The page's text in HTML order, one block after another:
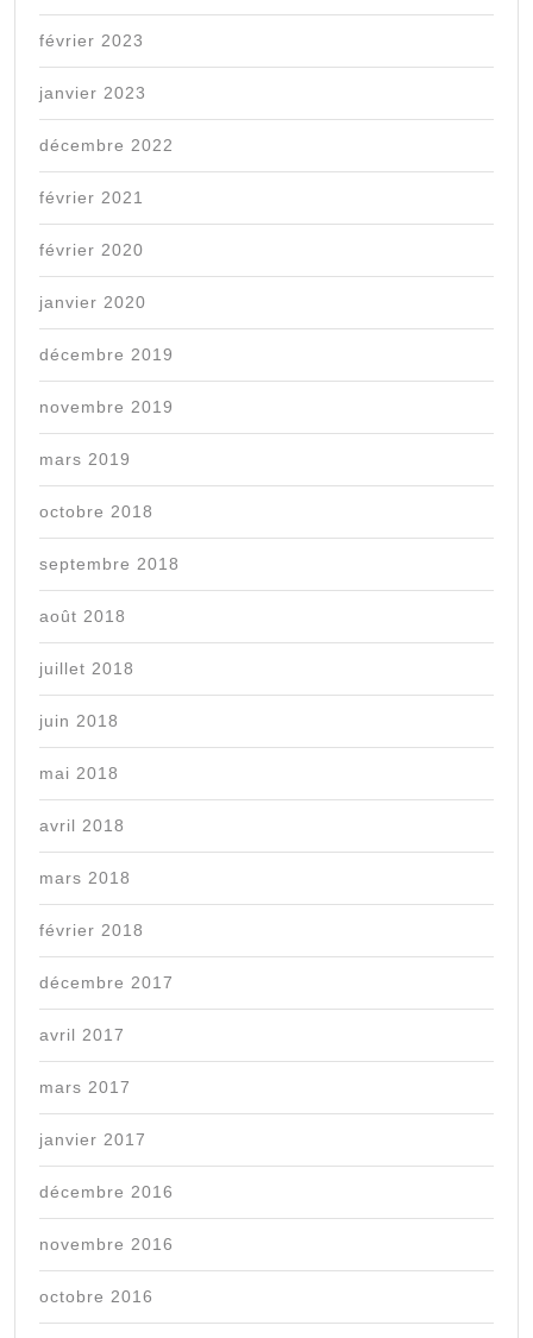
février 2023
janvier 2023
décembre 2022
février 2021
février 2020
janvier 2020
décembre 2019
novembre 2019
mars 2019
octobre 2018
septembre 2018
août 2018
juillet 2018
juin 2018
mai 2018
avril 2018
mars 2018
février 2018
décembre 2017
avril 2017
mars 2017
janvier 2017
décembre 2016
novembre 2016
octobre 2016